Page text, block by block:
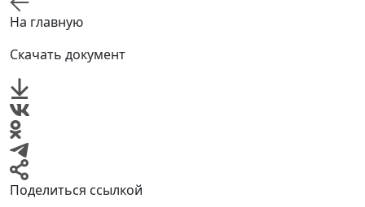
На главную
Скачать документ
Поделиться ссылкой